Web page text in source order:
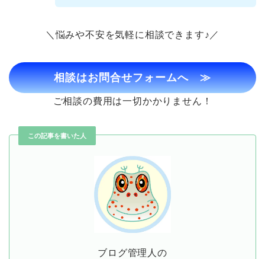
＼悩みや不安を気軽に相談できます♪／
相談はお問合せフォームへ ≫
ご相談の費用は一切かかりません！
この記事を書いた人
ブログ管理人の